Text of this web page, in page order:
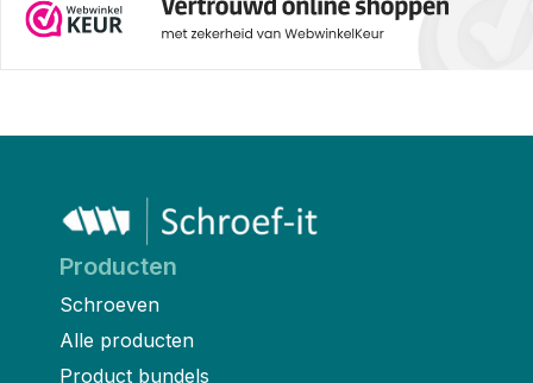
Producten
Schroeven
Alle producten
Product bundels